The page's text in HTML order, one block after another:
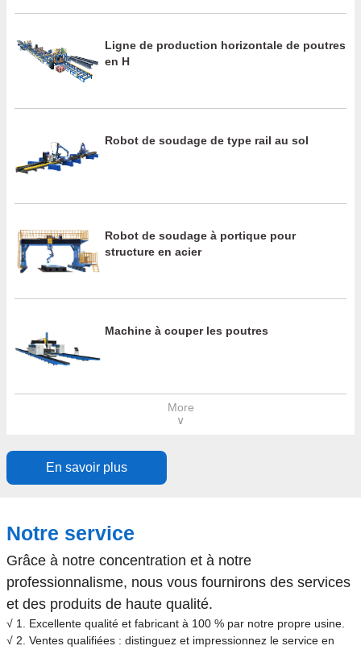
Ligne de production horizontale de poutres
en H
Robot de soudage de type rail au sol
Robot de soudage à portique pour
structure en acier
Machine à couper les poutres
More
∨
En savoir plus
Notre service
Grâce à notre concentration et à notre
professionnalisme, nous vous fournirons des services
et des produits de haute qualité.
√ 1. Excellente qualité et fabricant à 100 % par notre propre usine.
√ 2. Ventes qualifiées : distinguez et impressionnez le service en